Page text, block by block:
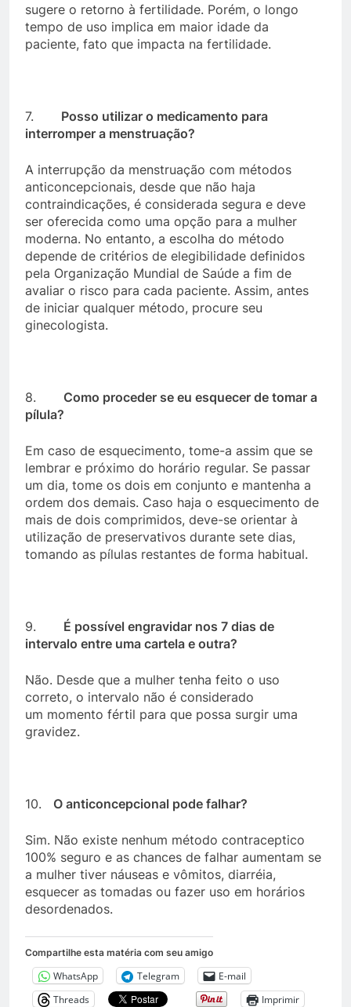
sugere o retorno à fertilidade. Porém, o longo
tempo de uso implica em maior idade da
paciente, fato que impacta na fertilidade.
7. Posso utilizar o medicamento para
interromper a menstruação?
A interrupção da menstruação com métodos
anticoncepcionais, desde que não haja
contraindicações, é considerada segura e deve
ser oferecida como uma opção para a mulher
moderna. No entanto, a escolha do método
depende de critérios de elegibilidade definidos
pela Organização Mundial de Saúde a fim de
avaliar o risco para cada paciente. Assim, antes
de iniciar qualquer método, procure seu
ginecologista.
8. Como proceder se eu esquecer de tomar a
pílula?
Em caso de esquecimento, tome-a assim que se
lembrar e próximo do horário regular. Se passar
um dia, tome os dois em conjunto e mantenha a
ordem dos demais. Caso haja o esquecimento de
mais de dois comprimidos, deve-se orientar à
utilização de preservativos durante sete dias,
tomando as pílulas restantes de forma habitual.
9. É possível engravidar nos 7 dias de
intervalo entre uma cartela e outra?
Não. Desde que a mulher tenha feito o uso
correto, o intervalo não é considerado
um momento fértil para que possa surgir uma
gravidez.
10. O anticoncepcional pode falhar?
Sim. Não existe nenhum método contraceptico
100% seguro e as chances de falhar aumentam se
a mulher tiver náuseas e vômitos, diarréia,
esquecer as tomadas ou fazer uso em horários
desordenados.
Compartilhe esta matéria com seu amigo
WhatsApp Telegram
E-mail
Threads
Imprimir